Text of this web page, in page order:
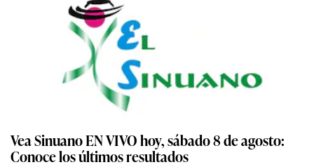
Vea Sinuano EN VIVO hoy, sábado 8 de agosto:
Conoce los últimos resultados